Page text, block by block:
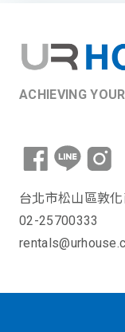
ACHIEVING
台北市松山區敦
02-25700333